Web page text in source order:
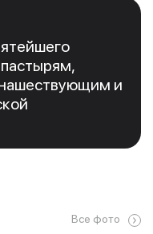
и
Все фото